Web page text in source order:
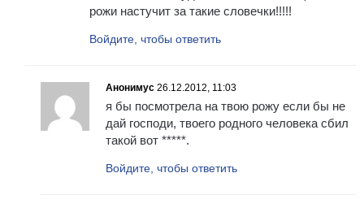
рожи настучит за такие словечки!!!!!
Войдите, чтобы ответить
Анонимус 26.12.2012, 11:03
я бы посмотрела на твою рожу если бы не
дай господи, твоего родного человека сбил
такой вот *****.
Войдите, чтобы ответить